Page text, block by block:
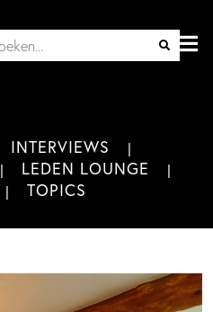
INTERVIEWS
LEDEN LOUNGE
TOPICS